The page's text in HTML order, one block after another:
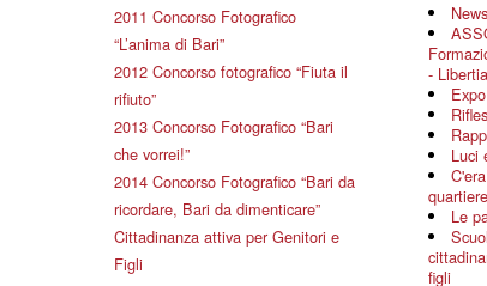
2011 Concorso Fotografico
“L’anima di Bari”
2012 Concorso fotografico “Fiuta il
rifiuto”
2013 Concorso Fotografico “Bari
che vorrei!”
2014 Concorso Fotografico “Bari da
ricordare, Bari da dimenticare”
Cittadinanza attiva per Genitori e
Figli
News
-
Luci
quartiere
Le
figli